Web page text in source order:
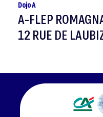
Dojo A
A-FLEP
12 RUE DE